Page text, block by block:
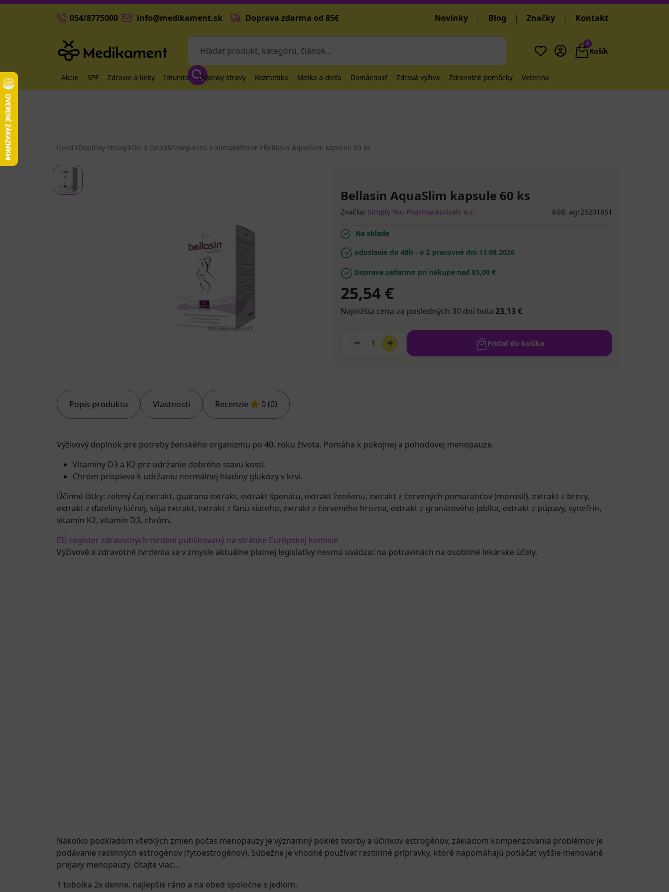
054/8775000 info@medikament.sk Doprava zdarma od 85€ Novinky | Blog | Značky | Kontakt
0
Košík
Akcie SPF Zdravie a lieky Imunita Doplnky stravy Kozmetika Matka a dieťa Domácnosť Zdravá výživa Zdravotné pomôcky Veterina
Úvod Doplnky stravy On a Ona Menopauza a klimaktérium Bellasin AquaSlim kapsule 60 ks
Popis produktu Vlastnosti Recenzie 0 (0)
Bellasin AquaSlim kapsule 60 ks
Značka: Simply You Pharmaceuticals a.s. Kód: agr25201851
Na sklade
odoslanie do 48h - o 2 pracovné dni 11.08.2026
Doprava zadarmo pri nákupe nad 85,00 €
25,54 €
Najnižšia cena za posledných 30 dní bola 23,13 €
1 Pridať do košíka
Výživový doplnok pre potreby ženského organizmu po 40. roku života. Pomáha k pokojnej a pohodovej menopauze.
Vitamíny D3 a K2 pre udržanie dobrého stavu kostí.
Chróm prispieva k udržaniu normálnej hladiny glukózy v krvi.
Účinné látky: zelený čaj extrakt, guarana extrakt, extrakt špenátu, extrakt ženšenu, extrakt z červených pomarančov (morosil), extrakt z brezy,
extrakt z ďateliny lúčnej, sója extrakt, extrakt z ľanu siateho, extrakt z červeného hrozna, extrakt z granátového jablka, extrakt z púpavy, synefrín,
vitamín K2, vitamín D3, chróm.
EÚ register zdravotných tvrdení publikovaný na stránke Európskej komisie
Výživové a zdravotné tvrdenia sa v zmysle aktuálne platnej legislatívy nesmú uvádzať na potravinách na osobitné lekárske účely.
Nakoľko podkladom všetkých zmien počas menopauzy je významný pokles tvorby a účinkov estrogénov, základom kompenzovania problémov je
podávanie raslinných estrogénov (fytoestrogénov). Súbežne je vhodné používať rastlinné prípravky, ktoré napomáhajú potláčať vyššie menované
prejavy menopauzy. čítajte viac...
1 tobolka 2x denne, najlepšie ráno a na obed spoločne s jedlom.